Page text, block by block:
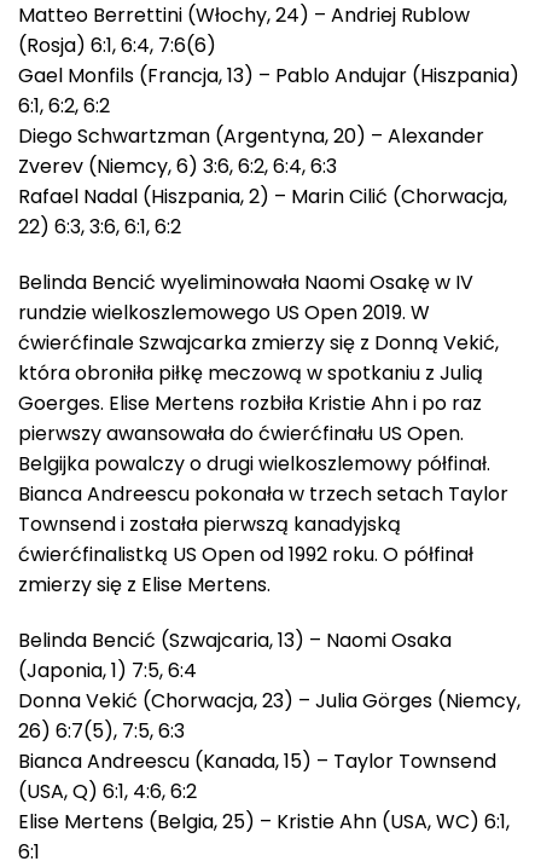
Matteo Berrettini (Włochy, 24) – Andriej Rublow
(Rosja) 6:1, 6:4, 7:6(6)
Gael Monfils (Francja, 13) – Pablo Andujar (Hiszpania)
6:1, 6:2, 6:2
Diego Schwartzman (Argentyna, 20) – Alexander
Zverev (Niemcy, 6) 3:6, 6:2, 6:4, 6:3
Rafael Nadal (Hiszpania, 2) – Marin Cilić (Chorwacja,
22) 6:3, 3:6, 6:1, 6:2
Belinda Bencić wyeliminowała Naomi Osakę w IV
rundzie wielkoszlemowego US Open 2019. W
ćwierćfinale Szwajcarka zmierzy się z Donną Vekić,
która obroniła piłkę meczową w spotkaniu z Julią
Goerges. Elise Mertens rozbiła Kristie Ahn i po raz
pierwszy awansowała do ćwierćfinału US Open.
Belgijka powalczy o drugi wielkoszlemowy półfinał.
Bianca Andreescu pokonała w trzech setach Taylor
Townsend i została pierwszą kanadyjską
ćwierćfinalistką US Open od 1992 roku. O półfinał
zmierzy się z Elise Mertens.
Belinda Bencić (Szwajcaria, 13) – Naomi Osaka
(Japonia, 1) 7:5, 6:4
Donna Vekić (Chorwacja, 23) – Julia Görges (Niemcy,
26) 6:7(5), 7:5, 6:3
Bianca Andreescu (Kanada, 15) – Taylor Townsend
(USA, Q) 6:1, 4:6, 6:2
Elise Mertens (Belgia, 25) – Kristie Ahn (USA, WC) 6:1,
6:1